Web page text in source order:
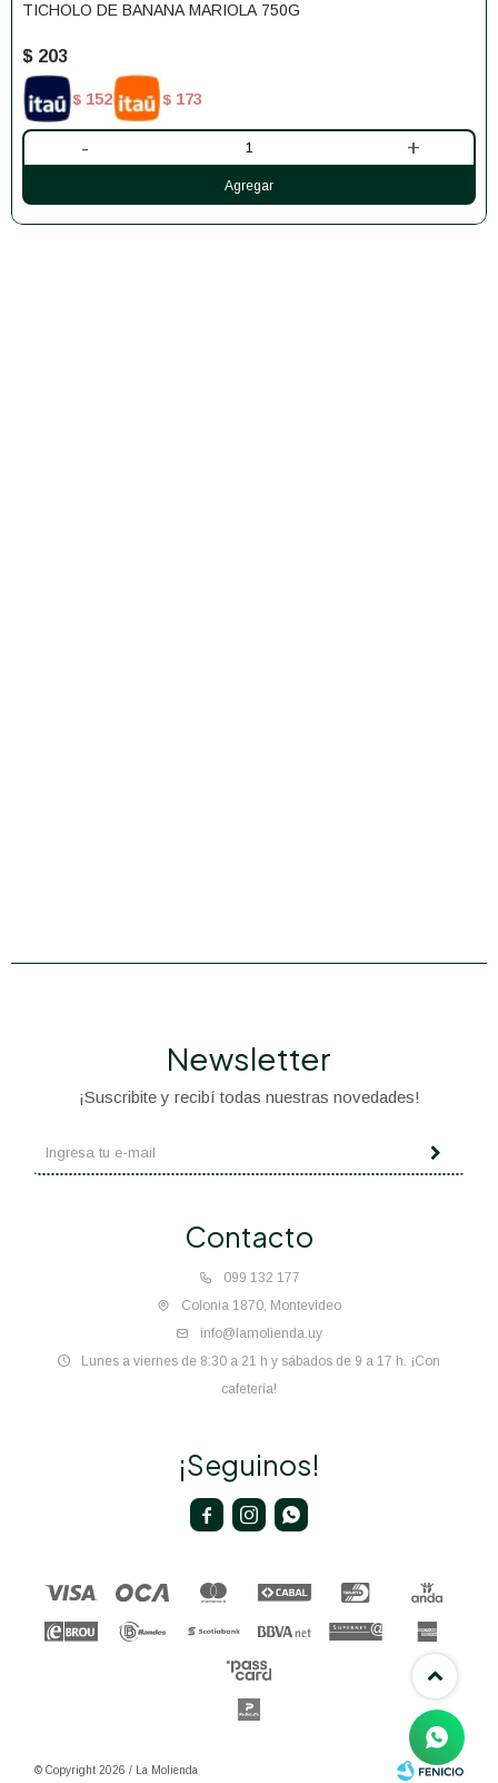
TICHOLO DE BANANA MARIOLA 750G
$ 203
$ 152 $ 173
- +
Contacto
099 132 177
Colonia 1870, Montevideo
info@lamolienda.uy
Lunes a viernes de 8:30 a 21 h y sábados de 9 a 17 h. ¡Con
cafetería!
Newsletter
¡Suscribite y recibí todas nuestras novedades!
¡Seguinos!
  
© Copyright 2026 / La Molienda